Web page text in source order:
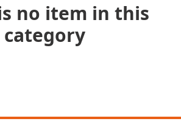
no item in this
category